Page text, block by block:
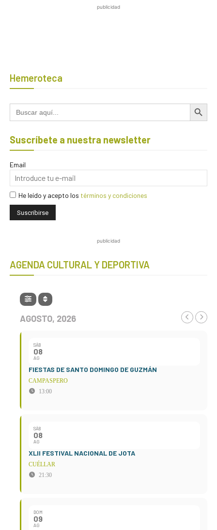
publicidad
Hemeroteca
Buscar: Botón de
Suscríbete a nuestra newsletter
Email
He leído y acepto los términos y condiciones
publicidad
AGENDA CULTURAL Y DEPORTIVA
AGOSTO, 2026
SÁB
08
AG
FIESTAS DE SANTO DOMINGO DE GUZMÁN
CAMPASPERO
13:00
SÁB
08
AG
XLII FESTIVAL NACIONAL DE JOTA
CUÉLLAR
21:30
DOM
09
AG